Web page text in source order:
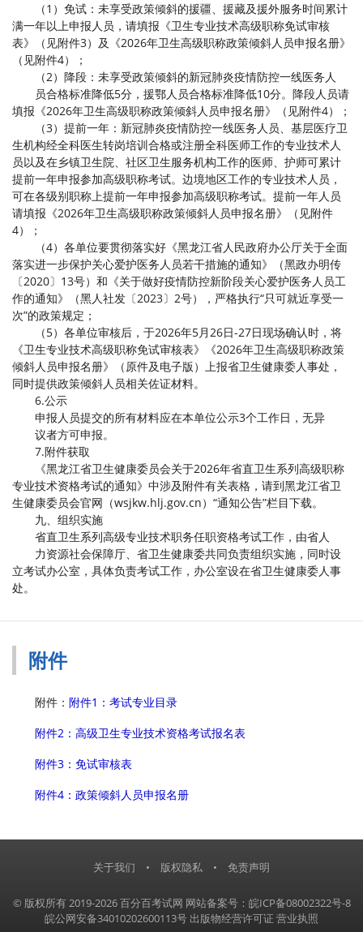
（1）免试：未享受政策倾斜的援疆、援藏及援外服务时间累计
满一年以上申报人员，请填报《卫生专业技术高级职称免试审核
表》（见附件3）及《2026年卫生高级职称政策倾斜人员申报名册》
（见附件4）；
（2）降段：未享受政策倾斜的新冠肺炎疫情防控一线医务人
员合格标准降低5分，援鄂人员合格标准降低10分。降段人员请
填报《2026年卫生高级职称政策倾斜人员申报名册》（见附件4）；
（3）提前一年：新冠肺炎疫情防控一线医务人员、基层医疗卫
生机构经全科医生转岗培训合格或注册全科医师工作的专业技术人
员以及在乡镇卫生院、社区卫生服务机构工作的医师、护师可累计
提前一年申报参加高级职称考试。边境地区工作的专业技术人员，
可在各级别职称上提前一年申报参加高级职称考试。提前一年人员
请填报《2026年卫生高级职称政策倾斜人员申报名册》（见附件
4）；
（4）各单位要贯彻落实好《黑龙江省人民政府办公厅关于全面
落实进一步保护关心爱护医务人员若干措施的通知》（黑政办明传
〔2020〕13号）和《关于做好疫情防控新阶段关心爱护医务人员工
作的通知》（黑人社发〔2023〕2号），严格执行“只可就近享受一
次”的政策规定；
（5）各单位审核后，于2026年5月26日-27日现场确认时，将
《卫生专业技术高级职称免试审核表》《2026年卫生高级职称政策
倾斜人员申报名册》（原件及电子版）上报省卫生健康委人事处，
同时提供政策倾斜人员相关佐证材料。
6.公示
申报人员提交的所有材料应在本单位公示3个工作日，无异
议者方可申报。
7.附件获取
《黑龙江省卫生健康委员会关于2026年省直卫生系列高级职称
专业技术资格考试的通知》中涉及附件有关表格，请到黑龙江省卫
生健康委员会官网（wsjkw.hlj.gov.cn）“通知公告”栏目下载。
九、组织实施
省直卫生系列高级专业技术职务任职资格考试工作，由省人
力资源社会保障厅、省卫生健康委共同负责组织实施，同时设
立考试办公室，具体负责考试工作，办公室设在省卫生健康委人事
处。
附件
附件： 附件1：考试专业目录
附件2：高级卫生专业技术资格考试报名表
附件3：免试审核表
附件4：政策倾斜人员申报名册
关于我们 • 版权隐私 • 免责声明
© 版权所有 2019-2026 百分百考试网 网站备案号：皖ICP备08002322号-8
皖公网安备34010202600113号 出版物经营许可证营业执照